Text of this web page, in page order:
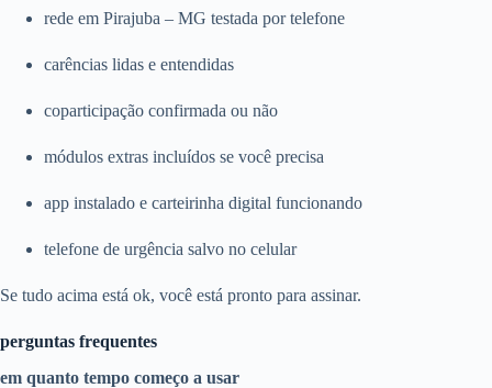
rede em Pirajuba – MG testada por telefone
carências lidas e entendidas
coparticipação confirmada ou não
módulos extras incluídos se você precisa
app instalado e carteirinha digital funcionando
telefone de urgência salvo no celular
Se tudo acima está ok, você está pronto para assinar.
perguntas frequentes
em quanto tempo começo a usar